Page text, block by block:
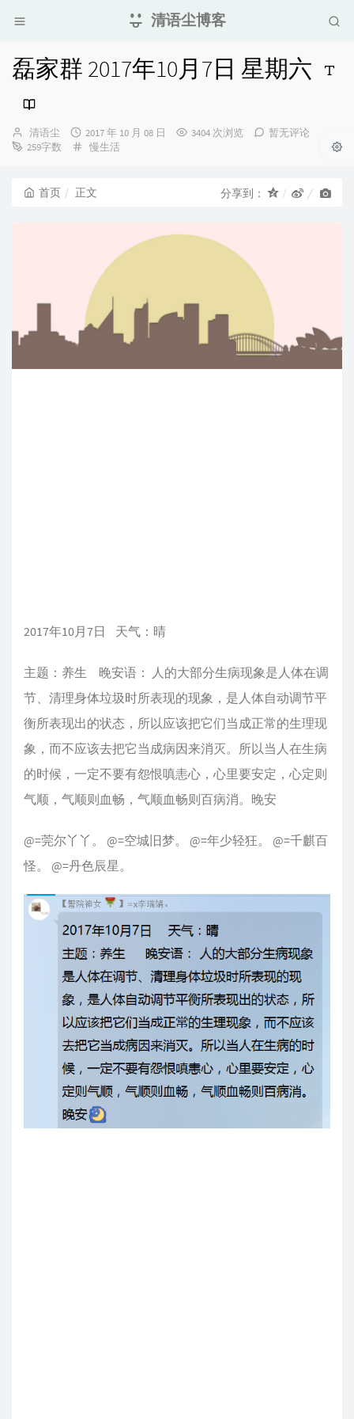
清语尘博客
磊家群 2017年10月7日 星期六
博
主：
清语尘
发
布
2017 年 10 月 08 日 3404 次浏览
暂无评论
259字数
分
慢生活
首页 正文 分享到：
2017年10月7日 天气：晴
主题：养生 晚安语： 人的大部分生病现象是人体在调
节、清理身体垃圾时所表现的现象，是人体自动调节平
衡所表现出的状态，所以应该把它们当成正常的生理现
象，而不应该去把它当成病因来消灭。所以当人在生病
的时候，一定不要有怨恨嗔恚心，心里要安定，心定则
气顺，气顺则血畅，气顺血畅则百病消。晚安
@=莞尔丫丫。 @=空城旧梦。 @=年少轻狂。 @=千麒百
怪。 @=丹色辰星。